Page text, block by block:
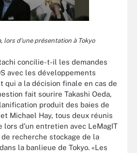
lors d'une présentation à Tokyo
concilie-t-il les demandes
avec les développements
qui a la décision finale en cas de
fait sourire Takashi Oeda,
produit des baies de
Michael Hay, tous deux réunis
lors d’un entretien avec LeMagIT
recherche stockage de la
la banlieue de Tokyo. «Les